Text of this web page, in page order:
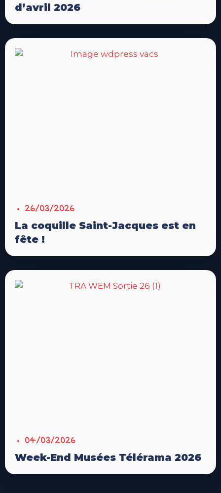
d’avril 2026
26/03/2026
La coquille Saint-Jacques est en
fête !
04/03/2026
Week-End Musées Télérama 2026